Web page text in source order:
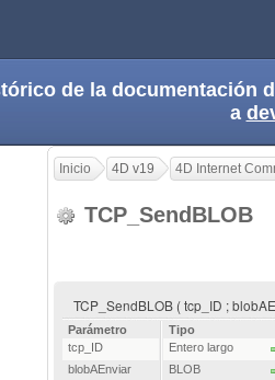
de la documentación
a
Inicio 4D v19 4D Internet
TCP_SendBLOB
TCP_SendBLOB ( tcp_ID ;
Parámetro
Tipo
tcp_ID
Entero largo
blobAEnviar
BLOB